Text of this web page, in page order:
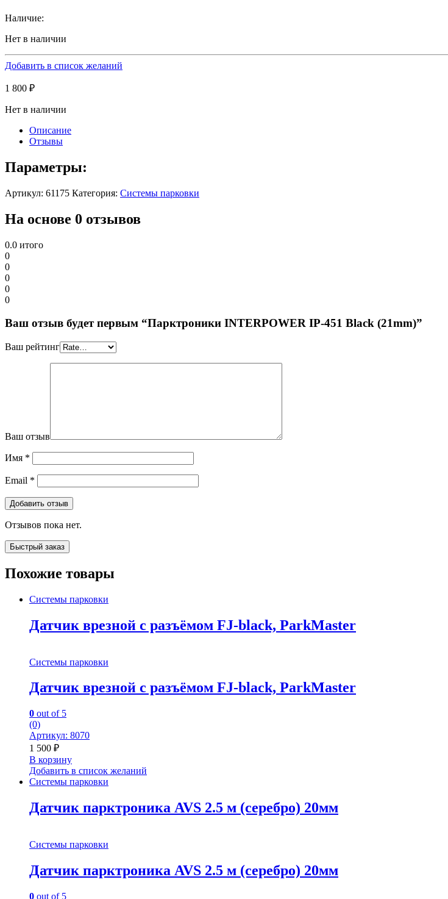
Наличие:
Нет в наличии
Добавить в список желаний
1 800 ₽
Нет в наличии
Описание
Отзывы
Параметры:
Артикул: 61175 Категория: Системы парковки
На основе 0 отзывов
0.0 итого
0
0
0
0
0
Ваш отзыв будет первым “Парктроники INTERPOWER IP-451 Black (21mm)”
Ваш рейтинг
Ваш отзыв
Имя *
Email *
Отзывов пока нет.
Быстрый заказ
Похожие товары
Системы парковки
Датчик врезной с разъёмом FJ-black, ParkMaster
Системы парковки
Датчик врезной с разъёмом FJ-black, ParkMaster
0 out of 5
(0)
Артикул: 8070
1 500 ₽
В корзину
Добавить в список желаний
Системы парковки
Датчик парктроника AVS 2.5 м (серебро) 20мм
Системы парковки
Датчик парктроника AVS 2.5 м (серебро) 20мм
0 out of 5